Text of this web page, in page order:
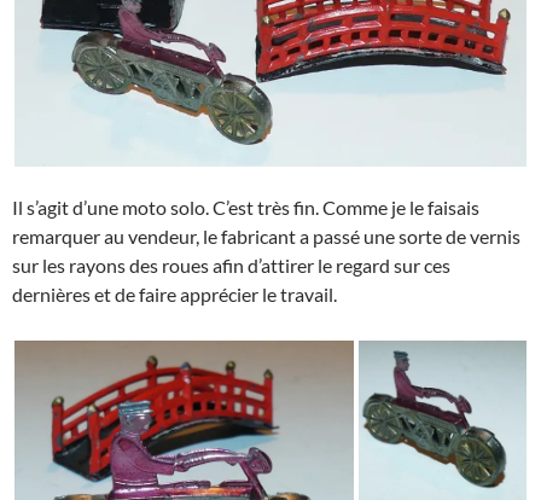
Il s’agit d’une moto solo. C’est très fin. Comme je le faisais
remarquer au vendeur, le fabricant a passé une sorte de vernis
sur les rayons des roues afin d’attirer le regard sur ces
dernières et de faire apprécier le travail.